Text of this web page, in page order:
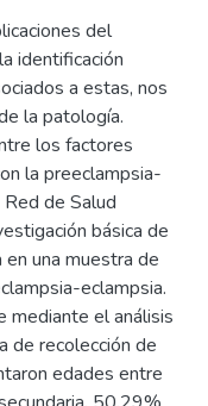
del
identificación
a estas, nos
la patología.
los factores
la preeclampsia-
de Salud
básica de
una muestra de
eclampsia.
mediante el análisis
de recolección de
edades entre